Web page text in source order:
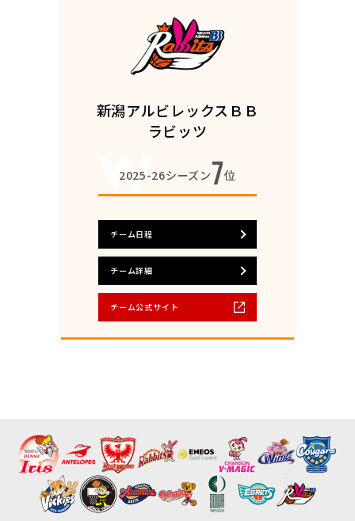
新潟アルビレックスＢＢ
ラビッツ
2025-26シーズン7位
チーム日程
チーム詳細
チーム公式サイト